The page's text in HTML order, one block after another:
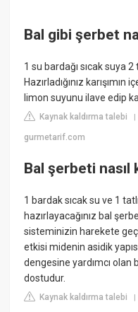
Bal gibi şerbet
1 su bardağı sıcak suya 2
Hazırladığınız karışımın
limon suyunu ilave edip
Kaynak kaldırma talebi
gurmetarif.com
Bal şerbeti nasıl
1 bardak sıcak su ve 1
hazırlayacağınız bal
sisteminizin harekete
etkisi midenin asidik
dengesine yardımcı
dostudur.
Kaynak kaldırma talebi